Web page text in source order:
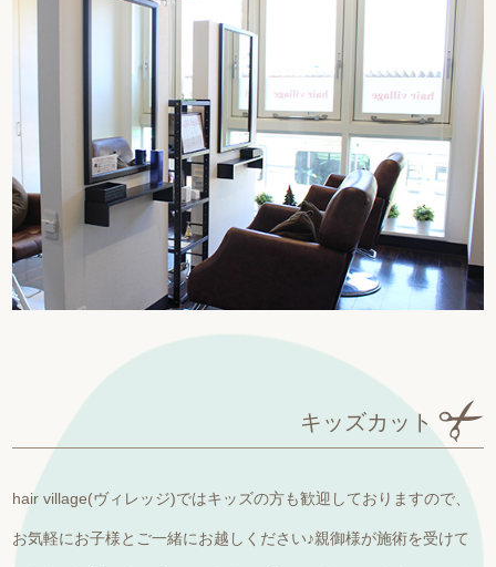
キッズカット
hair village(ヴィレッジ)ではキッズの方も歓迎しておりますので、
お気軽にお子様とご一緒にお越しください♪親御様が施術を受けて